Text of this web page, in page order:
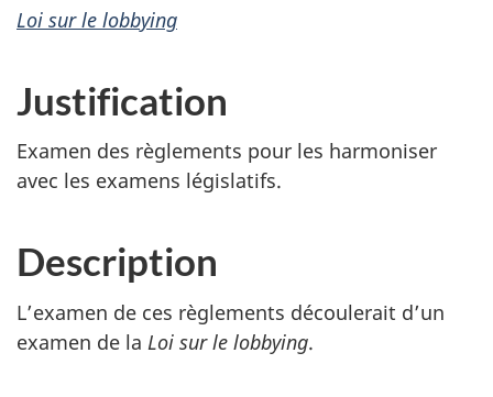
Loi sur le lobbying
Justification
Examen des règlements pour les harmoniser
avec les examens législatifs.
Description
L’examen de ces règlements découlerait d’un
examen de la Loi sur le lobbying.